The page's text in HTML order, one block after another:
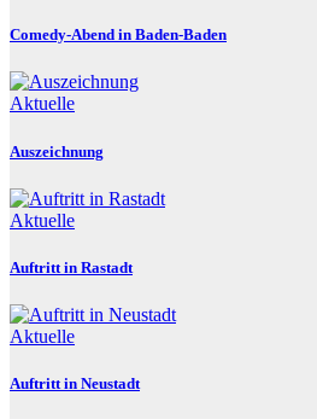
Comedy-Abend in Baden-Baden
Aktuelle
Auszeichnung
Aktuelle
Auftritt in Rastadt
Aktuelle
Auftritt in Neustadt